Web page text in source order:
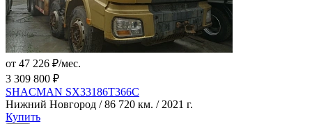
от 47 226 ₽/мес.
3 309 800 ₽
SHACMAN SX33186T366C
Нижний Новгород / 86 720 км. / 2021 г.
Купить